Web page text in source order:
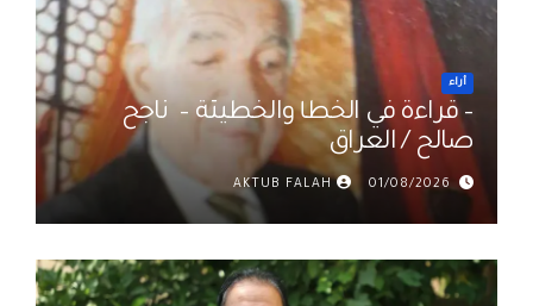
أراء
– قراءة في الخطأ والخطيئة – ناجح
صالح / العراق
01/08/2026
AKTUB FALAH